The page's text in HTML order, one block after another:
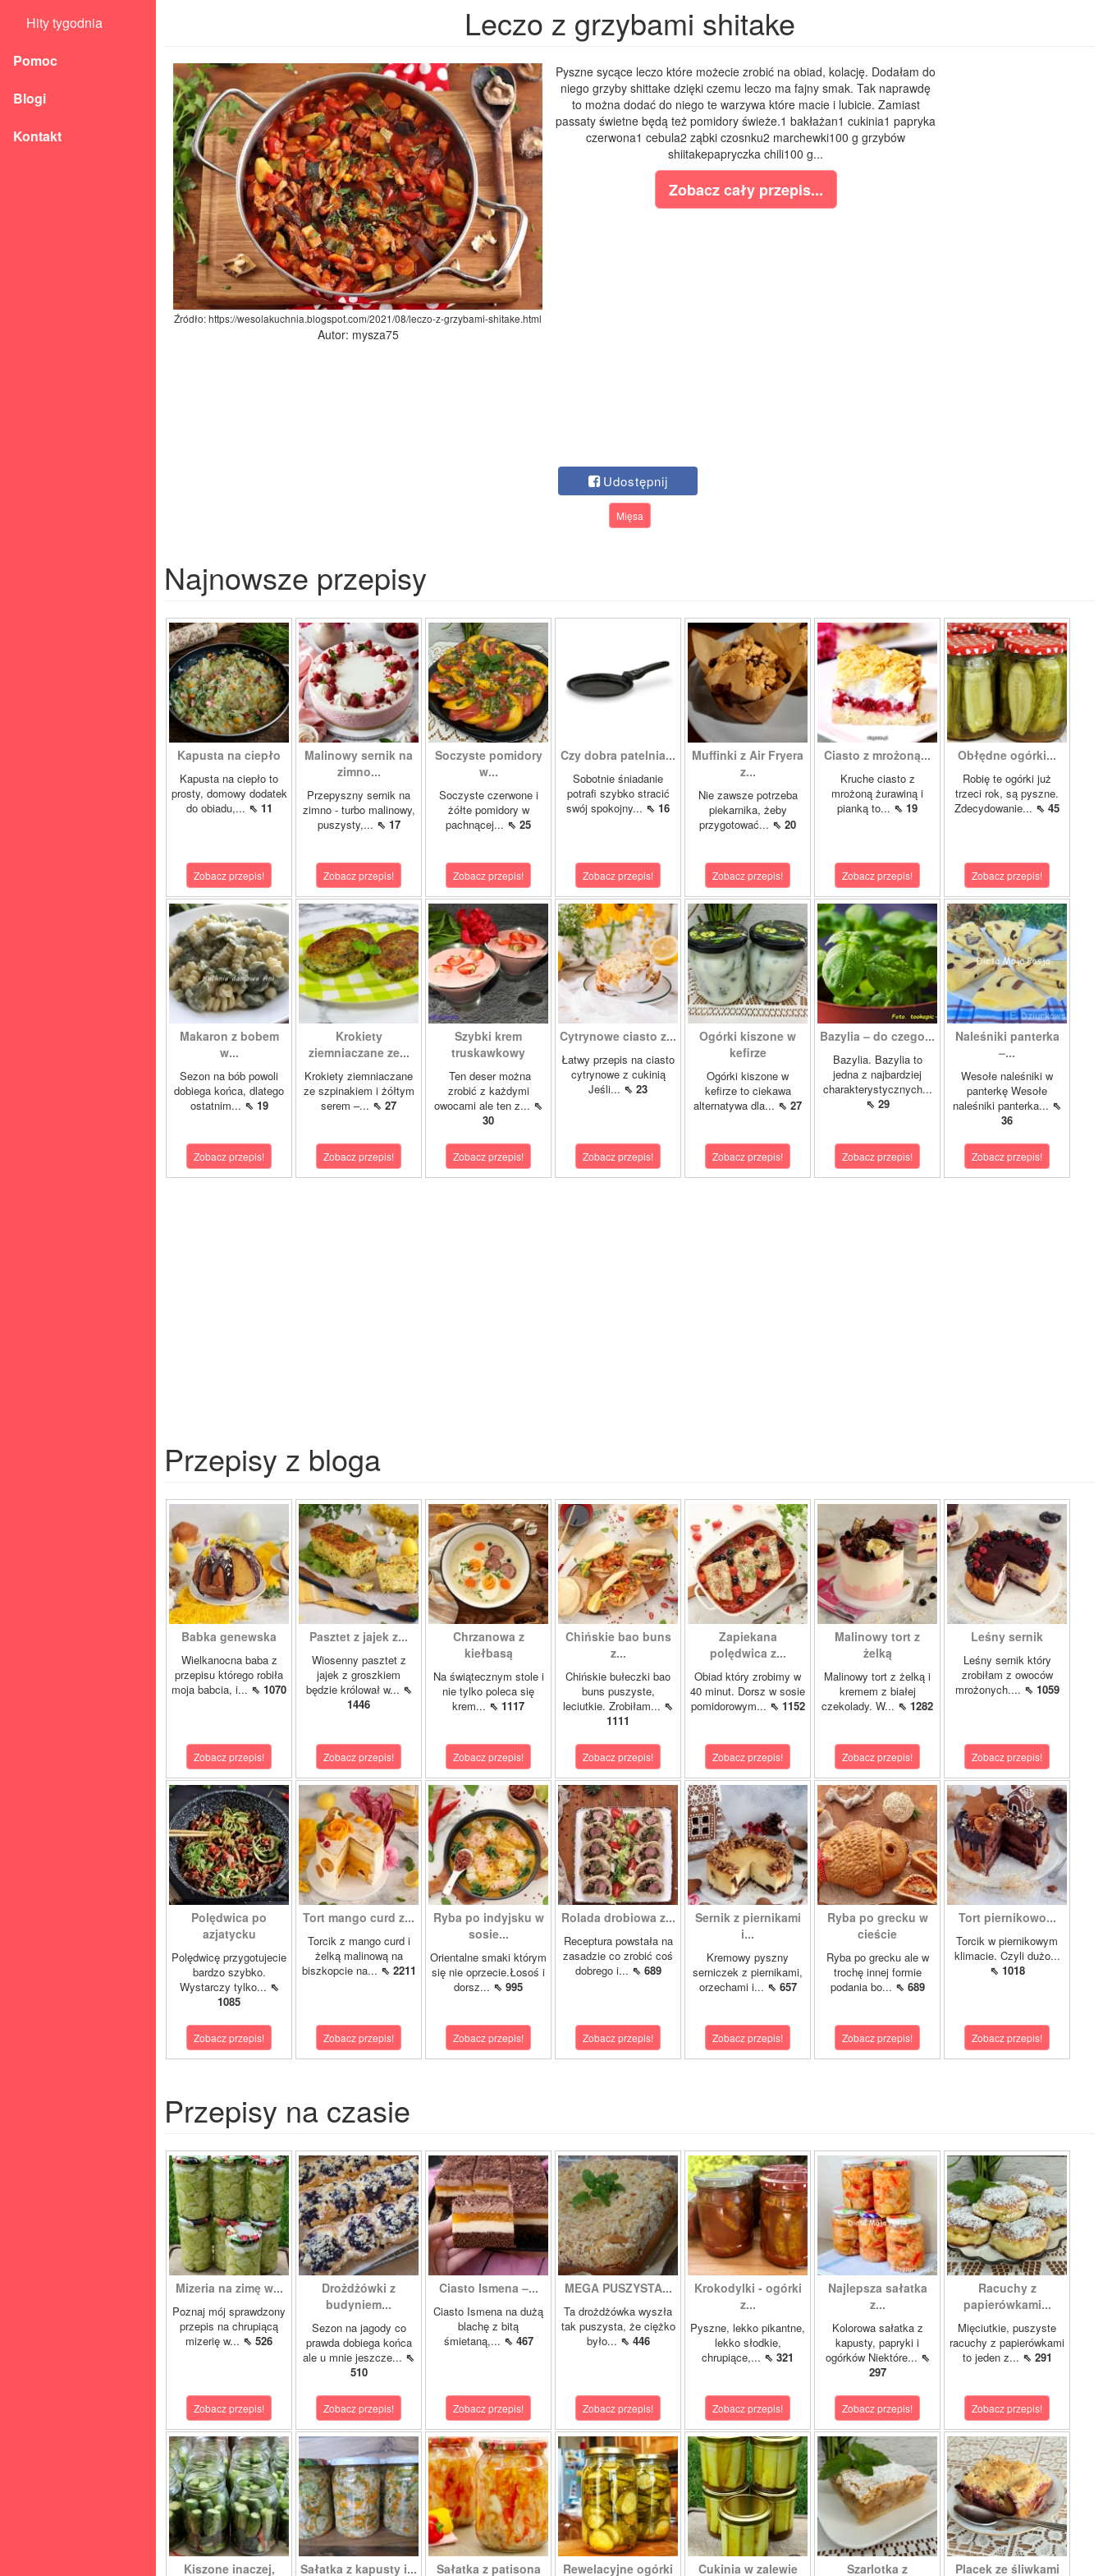
Hity tygodnia
Pomoc
Blogi
Kontakt
Leczo z grzybami shitake
Źródło: https://wesolakuchnia.blogspot.com/2021/08/leczo-z-grzybami-shitake.html
Autor: mysza75
Pyszne sycące leczo które możecie zrobić na obiad, kolację. Dodałam do
niego grzyby shittake dzięki czemu leczo ma fajny smak. Tak naprawdę
to można dodać do niego te warzywa które macie i lubicie. Zamiast
passaty świetne będą też pomidory świeże.1 bakłażan1 cukinia1 papryka
czerwona1 cebula2 ząbki czosnku2 marchewki100 g grzybów
shiitakepapryczka chili100 g...
Zobacz cały przepis...
Udostępnij
Mięsa
Najnowsze przepisy
Kapusta na ciepło
Kapusta na ciepło to
prosty, domowy dodatek
do obiadu,... ⇖ 11
Zobacz przepis!
Malinowy sernik na
zimno...
Przepyszny sernik na
zimno - turbo malinowy,
puszysty,... ⇖ 17
Zobacz przepis!
Soczyste pomidory
w...
Soczyste czerwone i
żółte pomidory w
pachnącej... ⇖ 25
Zobacz przepis!
Czy dobra patelnia...
Sobotnie śniadanie
potrafi szybko stracić
swój spokojny... ⇖ 16
Zobacz przepis!
Muffinki z Air Fryera
z...
Nie zawsze potrzeba
piekarnika, żeby
przygotować... ⇖ 20
Zobacz przepis!
Ciasto z mrożoną...
Kruche ciasto z
mrożoną żurawiną i
pianką to... ⇖ 19
Zobacz przepis!
Obłędne ogórki...
Robię te ogórki już
trzeci rok, są pyszne.
Zdecydowanie... ⇖ 45
Zobacz przepis!
Makaron z bobem
w...
Sezon na bób powoli
dobiega końca, dlatego
ostatnim... ⇖ 19
Zobacz przepis!
Krokiety
ziemniaczane ze...
Krokiety ziemniaczane
ze szpinakiem i żółtym
serem –... ⇖ 27
Zobacz przepis!
Szybki krem
truskawkowy
Ten deser można
zrobić z każdymi
owocami ale ten z... ⇖
30
Zobacz przepis!
Cytrynowe ciasto z...
Łatwy przepis na ciasto
cytrynowe z cukinią
Jeśli... ⇖ 23
Zobacz przepis!
Ogórki kiszone w
kefirze
Ogórki kiszone w
kefirze to ciekawa
alternatywa dla... ⇖ 27
Zobacz przepis!
Bazylia – do czego...
Bazylia. Bazylia to
jedna z najbardziej
charakterystycznych...
⇖ 29
Zobacz przepis!
Naleśniki panterka
–...
Wesołe naleśniki w
panterkę Wesołe
naleśniki panterka... ⇖
36
Zobacz przepis!
Przepisy z bloga
Babka genewska
Wielkanocna baba z
przepisu którego robiła
moja babcia, i... ⇖ 1070
Zobacz przepis!
Pasztet z jajek z...
Wiosenny pasztet z
jajek z groszkiem
będzie królował w... ⇖
1446
Zobacz przepis!
Chrzanowa z
kiełbasą
Na świątecznym stole i
nie tylko poleca się
krem... ⇖ 1117
Zobacz przepis!
Chińskie bao buns
z...
Chińskie bułeczki bao
buns puszyste,
leciutkie. Zrobiłam... ⇖
1111
Zobacz przepis!
Zapiekana
polędwica z...
Obiad który zrobimy w
40 minut. Dorsz w sosie
pomidorowym... ⇖ 1152
Zobacz przepis!
Malinowy tort z
żelką
Malinowy tort z żelką i
kremem z białej
czekolady. W... ⇖ 1282
Zobacz przepis!
Leśny sernik
Leśny sernik który
zrobiłam z owoców
mrożonych.... ⇖ 1059
Zobacz przepis!
Polędwica po
azjatycku
Polędwicę przygotujecie
bardzo szybko.
Wystarczy tylko... ⇖
1085
Zobacz przepis!
Tort mango curd z...
Torcik z mango curd i
żelką malinową na
biszkopcie na... ⇖ 2211
Zobacz przepis!
Ryba po indyjsku w
sosie...
Orientalne smaki którym
się nie oprzecie.Łosoś i
dorsz... ⇖ 995
Zobacz przepis!
Rolada drobiowa z...
Receptura powstała na
zasadzie co zrobić coś
dobrego i... ⇖ 689
Zobacz przepis!
Sernik z piernikami
i...
Kremowy pyszny
serniczek z piernikami,
orzechami i... ⇖ 657
Zobacz przepis!
Ryba po grecku w
cieście
Ryba po grecku ale w
trochę innej formie
podania bo... ⇖ 689
Zobacz przepis!
Tort piernikowo...
Torcik w piernikowym
klimacie. Czyli dużo...
⇖ 1018
Zobacz przepis!
Przepisy na czasie
Mizeria na zimę w...
Poznaj mój sprawdzony
przepis na chrupiącą
mizerię w... ⇖ 526
Zobacz przepis!
Drożdżówki z
budyniem...
Sezon na jagody co
prawda dobiega końca
ale u mnie jeszcze... ⇖
510
Zobacz przepis!
Ciasto Ismena –...
Ciasto Ismena na dużą
blachę z bitą
śmietaną,... ⇖ 467
Zobacz przepis!
MEGA PUSZYSTA...
Ta drożdżówka wyszła
tak puszysta, że ciężko
było... ⇖ 446
Zobacz przepis!
Krokodylki - ogórki
z...
Pyszne, lekko pikantne,
lekko słodkie,
chrupiące,... ⇖ 321
Zobacz przepis!
Najlepsza sałatka
z...
Kolorowa sałatka z
kapusty, papryki i
ogórków Niektóre... ⇖
297
Zobacz przepis!
Racuchy z
papierówkami...
Mięciutkie, puszyste
racuchy z papierówkami
to jeden z... ⇖ 291
Zobacz przepis!
Kiszone inaczej, Sałatka z kapusty i... Sałatka z patisona Rewelacyjne ogórki Cukinia w zalewie Szarlotka z Placek ze śliwkami